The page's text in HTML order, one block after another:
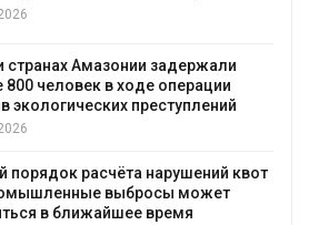
странах Амазонии задержали
800 человек в ходе операции
экологических преступлений
порядок расчёта нарушений квот
выбросы может
в ближайшее время